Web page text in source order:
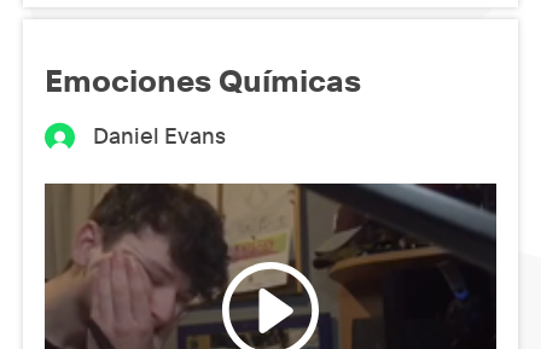
Emociones Químicas
Daniel Evans